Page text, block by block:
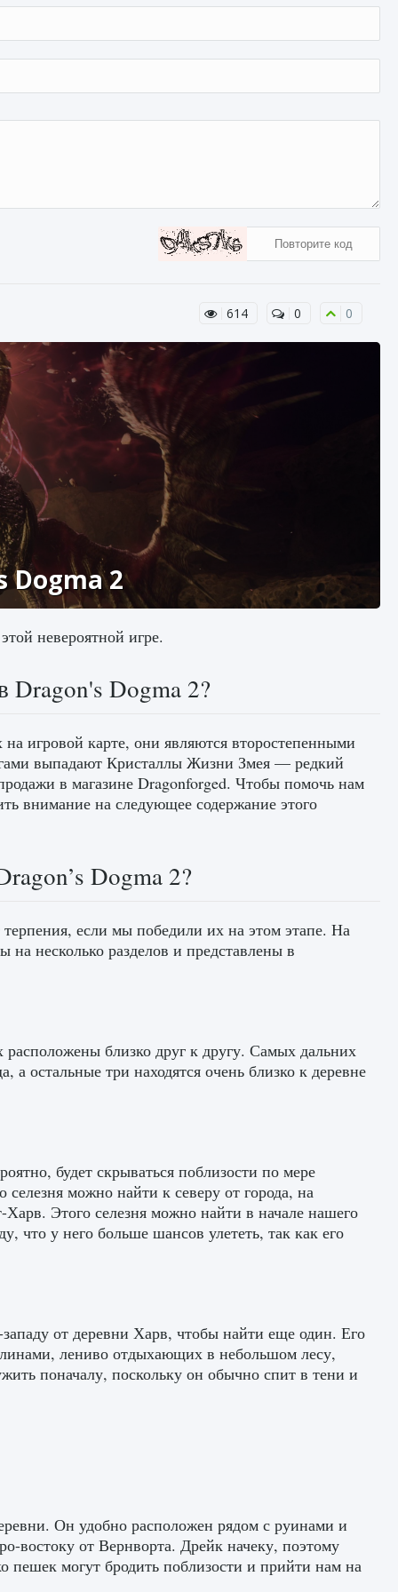
614 0 0
Dogma 2
невероятной игре.
Dragon's Dogma 2?
игровой карте, они являются второстепенными
выпадают Кристаллы Жизни Змея — редкий
в магазине Dragonforged. Чтобы помочь нам
внимание на следующее содержание этого
Dogma 2?
терпения, если мы победили их на этом этапе. На
на несколько разделов и представлены в
близко друг к другу. Самых дальних
остальные три находятся очень близко к деревне
будет скрываться поблизости по мере
можно найти к северу от города, на
Этого селезня можно найти в начале нашего
что у него больше шансов улететь, так как его
от деревни Харв, чтобы найти еще один. Его
лениво отдыхающих в небольшом лесу,
поначалу, поскольку он обычно спит в тени и
Он удобно расположен рядом с руинами и
востоку от Вернворта. Дрейк начеку, поэтому
пешек могут бродить поблизости и прийти нам на